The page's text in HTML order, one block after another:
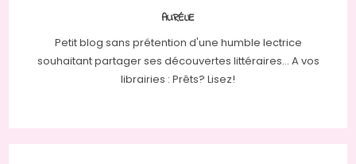
AURÉLIE
Petit blog sans prétention d'une humble lectrice
souhaitant partager ses découvertes littéraires... A vos
librairies : Prêts? Lisez!